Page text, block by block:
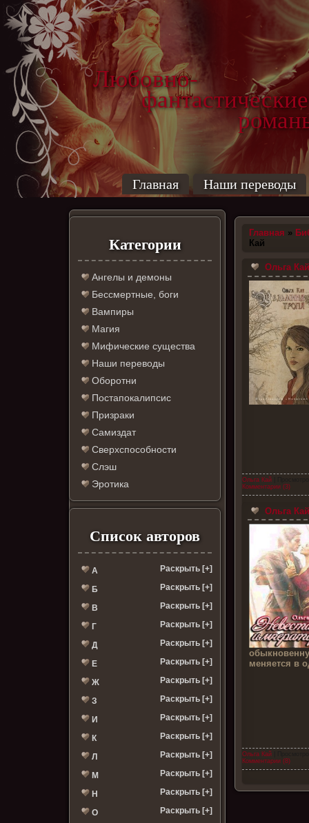
Любовно-
фантастические
Главная Наши переводы
Категории
Ангелы и демоны
Бессмертные, боги
Вампиры
Магия
Мифические существа
Наши переводы
Оборотни
Постапокалипсис
Призраки
Самиздат
Сверхспособности
Слэш
Эротика
Список авторов
А Раскрыть [+]
Б Раскрыть [+]
В Раскрыть [+]
Г Раскрыть [+]
Д Раскрыть [+]
Е Раскрыть [+]
Ж Раскрыть [+]
З Раскрыть [+]
И Раскрыть [+]
К Раскрыть [+]
Л Раскрыть [+]
М Раскрыть [+]
Н Раскрыть [+]
О Раскрыть [+]
Главная »
Кай
Ольга
Ольга Кай
Комментарии (3)
Ольга
меняется в
Ольга Кай
Комментарии (8)